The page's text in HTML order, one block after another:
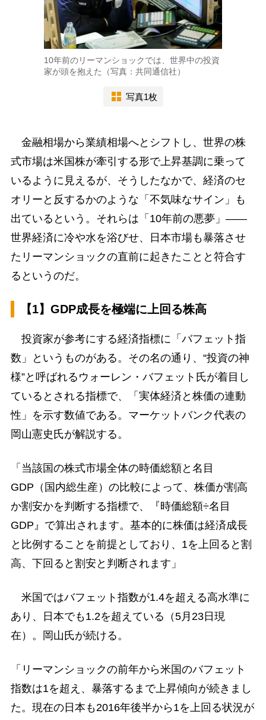
10年前のリーマンショックでは、世界中の投資
家が頭を抱えた（写真：共同通信社）
写真1枚
金融相場から業績相場へとシフトし、世界の株
式市場は米国株が牽引する形で上昇基調に乗って
いるように見えるが、そうしたなかで、経済のセ
オリーと反するかのような「不気味なサイン」も
出ているという。それらは「10年前の悪夢」――
世界経済に冷や水を浴びせ、日本市場も暴落させ
たリーマンショックの直前に起きたことと符合す
るというのだ。
【1】GDP成長を極端に上回る株高
投資家が参考にする経済指標に「バフェット指
数」というものがある。その名の通り、“投資の神
様”と呼ばれるウォーレン・バフェット氏が着目し
ているとされる指標で、「実体経済と株価の連動
性」を示す数値である。マーケットバンク代表の
岡山憲史氏が解説する。
「当該国の株式市場全体の時価総額と名目
GDP（国内総生産）の比較によって、株価が割高
か割安かを判断する指標で、『時価総額÷名目
GDP』で算出されます。基本的に株価は経済成長
と比例することを前提としており、1を上回ると割
高、下回ると割安と判断されます」
米国ではバフェット指数が1.4を超える高水準に
あり、日本でも1.2を超えている（5月23日現
在）。岡山氏が続ける。
「リーマンショックの前年から米国のバフェット
指数は1を超え、暴落するまで上昇傾向が続きまし
た。現在の日本も2016年後半から1を上回る状況が